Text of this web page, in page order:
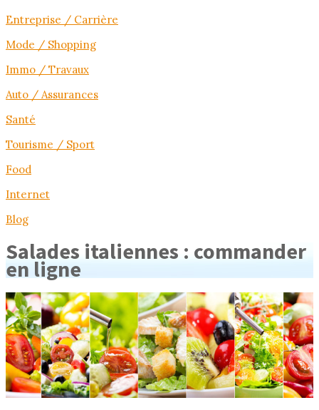
Entreprise / Carrière
Mode / Shopping
Immo / Travaux
Auto / Assurances
Santé
Tourisme / Sport
Food
Internet
Blog
Salades italiennes : commander
en ligne